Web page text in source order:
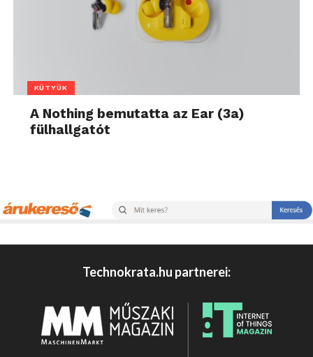
KÜTYÜK
A Nothing bemutatta az Ear (3a)
fülhallgatót
Technokrata.hu partnerei: